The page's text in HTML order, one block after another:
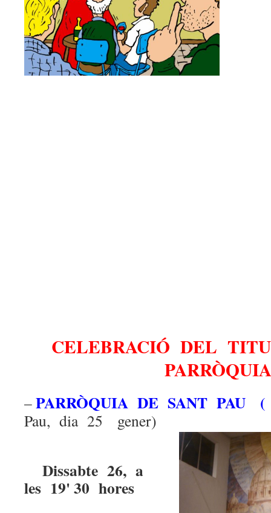
CELEBRACIÓ DEL
PARRÒQUIA
–PARRÒQUIA DE SANT PAU (
Pau, dia 25
Dissabte 26, a
les 19' 30 hores